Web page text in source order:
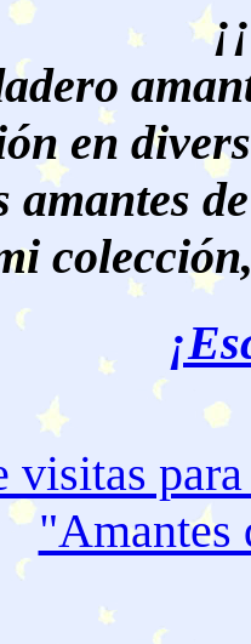
en
amantes
"Amantes